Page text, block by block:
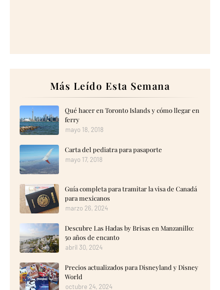
Más Leído Esta Semana
Qué hacer en Toronto Islands y cómo llegar en
ferry
mayo 18, 2018
Carta del pediatra para pasaporte
mayo 17, 2018
Guía completa para tramitar la visa de Canadá
para mexicanos
marzo 26, 2024
Descubre Las Hadas by Brisas en Manzanillo:
50 años de encanto
abril 30, 2024
Precios actualizados para Disneyland y Disney
World
octubre 24, 2024